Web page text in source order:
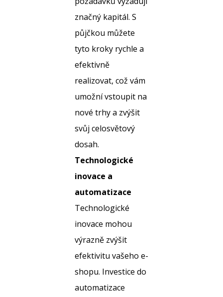
značný kapitál. S
půjčkou můžete
tyto kroky rychle a
efektivně
realizovat, což vám
umožní vstoupit na
nové trhy a zvýšit
svůj celosvětový
dosah.
Technologické
inovace a
automatizace
Technologické
inovace mohou
výrazně zvýšit
efektivitu vašeho e-
shopu. Investice do
automatizace